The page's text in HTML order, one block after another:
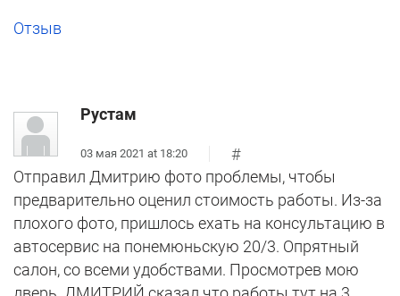
Отзыв
Рустам
03 мая 2021 at 18:20
#
Отправил Дмитрию фото проблемы, чтобы
предварительно оценил стоимость работы. Из-за
плохого фото, пришлось ехать на консультацию в
автосервис на понемюньскую 20/3. Опрятный
салон, со всеми удобствами. Просмотрев мою